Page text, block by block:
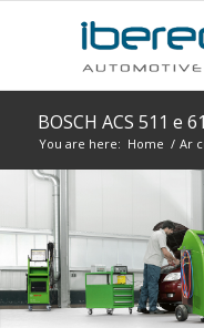
BOSCH ACS 511 e
You are here: Home / Ar